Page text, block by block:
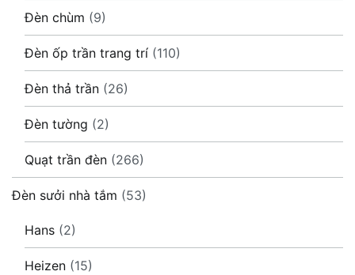
Đèn chùm (9)
Đèn ốp trần trang trí (110)
Đèn thả trần (26)
Đèn tường (2)
Quạt trần đèn (266)
Đèn sưởi nhà tắm (53)
Hans (2)
Heizen (15)